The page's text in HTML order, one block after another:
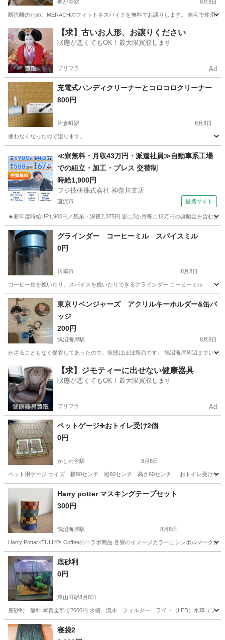
梶が谷駅 8月8日
断捨離のため、MERACHのフィットネスバイクを無料でお譲りします。 自宅で使用
神奈川 梶が谷駅 その他
【求】古いお人形、お譲りください
状態が悪くてもOK！最大限買取します
プリフラ Ad
充電式ハンディクリーナーとコロコロクリーナー
800円
片倉町駅 8月8日
使わなくなったので譲ります。
片倉町駅 その他 クリーナー
≪寮無料・月収43万円・派遣社員≫自動車系工場
での組立・加工・プレス 交替制
時給1,900円
フジ技研株式会社 神奈川支店
藤沢市 提携サイト
★新年度時給UP1,900円／残業・深夜2,375円 更に3か月毎に12万円の奨励金を含む
神奈川 藤沢市 その他
グラインダー コーヒーミル スパイスミル
0円
川崎市 8月8日
コーヒー豆を挽いたり、スパイスを挽いたりできるグラインダー コーヒーミル
神奈川 川崎市 その他
東京リベンジャーズ アクリルキーホルダー&缶バ
ッジ
200円
鵠沼海岸駅 8月8日
かざることもなく保管してあったので、状態はほぼ新品です。 鵠沼海岸周辺までい
神奈川 藤沢市 鵠沼海岸駅 その他 リベンジャーズ
【求】ジモティーに出せない健康器具
状態が悪くてもOK！最大限買取します
プリフラ Ad
ペットゲージ➕おトイレ受け2個
0円
かしわ台駅 8月8日
ペット用ゲージ サイズ 横90センチ 縦60センチ 高さ60センチ おトイレ受けケー
神奈川 綾瀬市 その他
Harry potter マスキングテープセット
300円
鵠沼海岸駅 8月8日
Harry Pottar×TULLY's Coffeeのコラボ商品 各寮のイメージカラーにシンボルマーク
神奈川 藤沢市 鵠沼海岸駅
底砂利
0円
東山田駅8月8日
底砂利 無料 写真全部で2000円 水槽 流木 フィルター ライト（LED）水草（フェイ
神奈川 横浜市 東山田駅
寝袋2